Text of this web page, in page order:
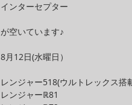
インターセプター
が空いています♪
8月12日(水曜日）
レンジャー518(ウルトレックス搭
レンジャーℝ81